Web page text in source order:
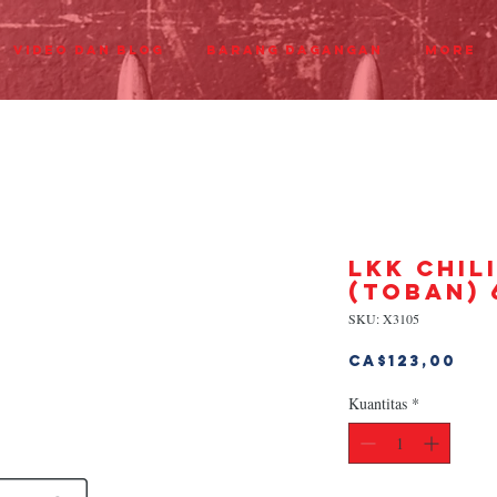
Video dan Blog Barang dagangan More
LKK
SKU: X3105
CA$123,00
Kuantitas *